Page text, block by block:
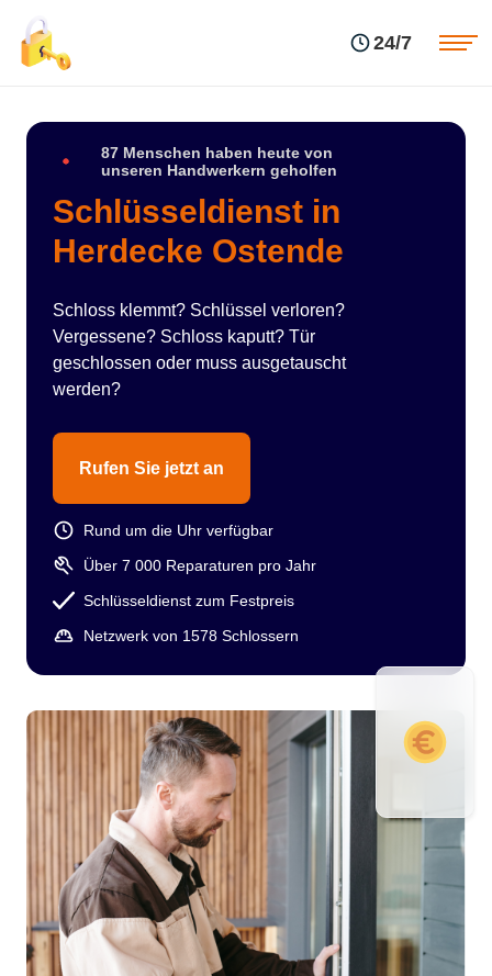
24/7
87 Menschen haben heute von
unseren Handwerkern geholfen
Schlüsseldienst in
Herdecke Ostende
Schloss klemmt? Schlüssel verloren?
Vergessene? Schloss kaputt? Tür
geschlossen oder muss ausgetauscht
werden?
Rufen Sie jetzt an
Rund um die Uhr verfügbar
Über 7 000 Reparaturen pro Jahr
Schlüsseldienst zum Festpreis
Netzwerk von 1578 Schlossern